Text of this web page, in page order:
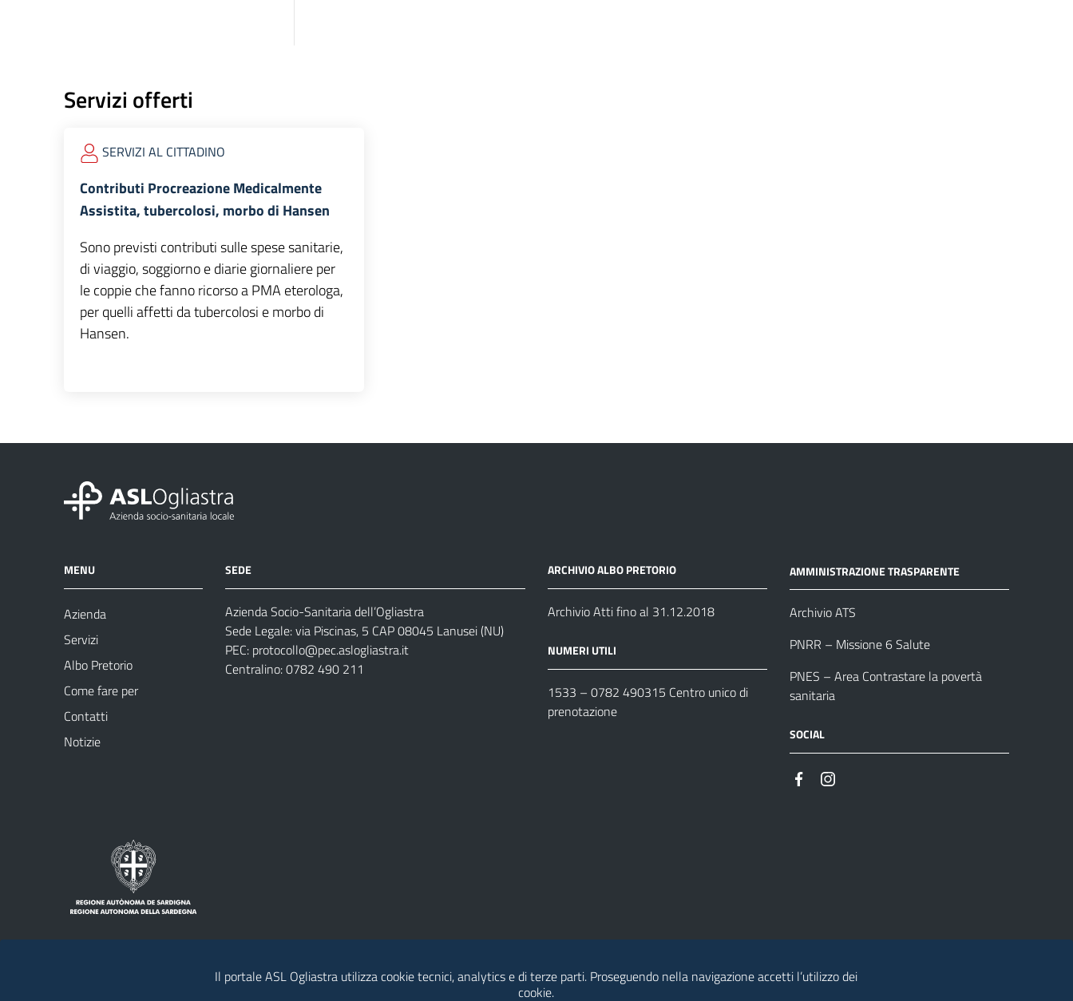
Servizi offerti
SERVIZI AL CITTADINO
Contributi Procreazione Medicalmente
Assistita, tubercolosi, morbo di Hansen
Sono previsti contributi sulle spese sanitarie,
di viaggio, soggiorno e diarie giornaliere per
le coppie che fanno ricorso a PMA eterologa,
per quelli affetti da tubercolosi e morbo di
Hansen.
MENU
Azienda
Servizi
Albo Pretorio
Come fare per
Contatti
Notizie
SEDE
Azienda Socio-Sanitaria dell’Ogliastra
Sede Legale: via Piscinas, 5 CAP 08045 Lanusei (NU)
PEC: protocollo@pec.aslogliastra.it
Centralino: 0782 490 211
ARCHIVIO ALBO PRETORIO
Archivio Atti fino al 31.12.2018
NUMERI UTILI
1533 – 0782 490315 Centro unico di
prenotazione
AMMINISTRAZIONE TRASPARENTE
Archivio ATS
PNRR – Missione 6 Salute
PNES – Area Contrastare la povertà
sanitaria
SOCIAL
Il portale ASL Ogliastra utilizza cookie tecnici, analytics e di terze parti. Proseguendo nella navigazione accetti l’utilizzo dei
cookie.